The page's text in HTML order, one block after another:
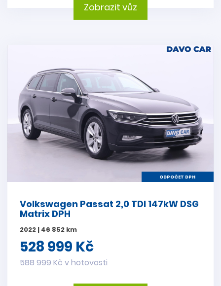
Zobrazit vůz
ODPOČET DPH
Volkswagen Passat 2,0 TDI 147kW DSG
Matrix DPH
2022 | 46 852 km
528 999 Kč
588 999 Kč v hotovosti